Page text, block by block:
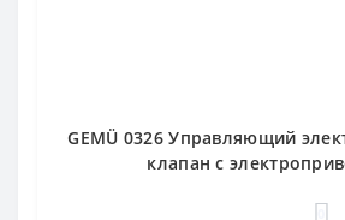
GEMÜ 0326 Управляющий
клапан с